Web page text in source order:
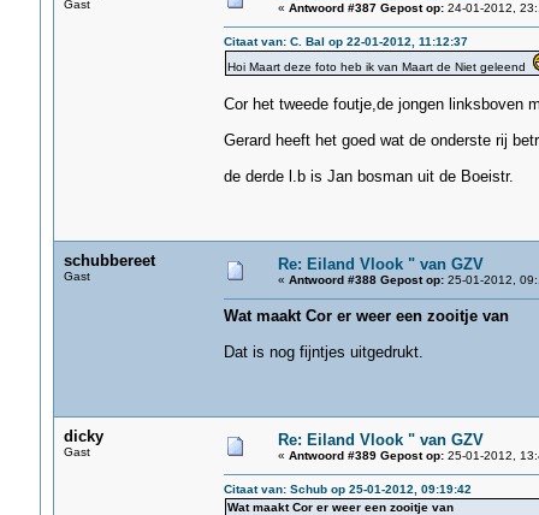
Gast « Antwoord #387 Gepost op:24-01-2012,
Citaat van: C. Bal op 22-01-2012, 11:12:37
Hoi Maart deze foto heb ik van Maart de Niet geleend
Cor het tweede foutje,de jongen linksboven
Gerard heeft het goed wat de onderste rij
de derde l.b is Jan bosman uit de Boeistr.
schubbereet
Gast
Re: Eiland Vlook " van GZV
« Antwoord #388 Gepost op:25-01-2012,
Wat maakt Cor er weer een zooitje van
Dat is nog fijntjes uitgedrukt.
dicky
Gast
Re: Eiland Vlook " van GZV
« Antwoord #389 Gepost op:25-01-2012,
Citaat van: Schub op 25-01-2012, 09:19:42
Wat maakt Cor er weer een zooitje van